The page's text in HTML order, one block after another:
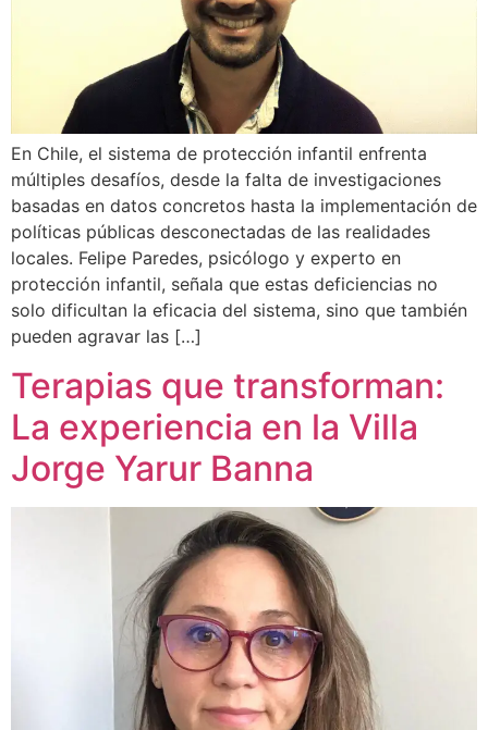
En Chile, el sistema de protección infantil enfrenta
múltiples desafíos, desde la falta de investigaciones
basadas en datos concretos hasta la implementación de
políticas públicas desconectadas de las realidades
locales. Felipe Paredes, psicólogo y experto en
protección infantil, señala que estas deficiencias no
solo dificultan la eficacia del sistema, sino que también
pueden agravar las […]
Terapias que transforman:
La experiencia en la Villa
Jorge Yarur Banna